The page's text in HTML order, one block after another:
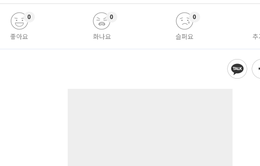
좋아요
0
화나요
0
슬퍼요
0